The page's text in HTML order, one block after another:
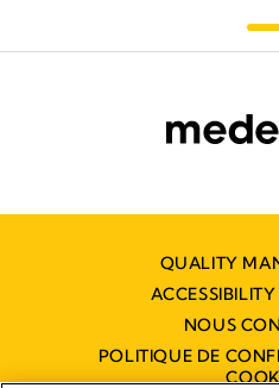
QUALITY
NOUS
POLITIQUE DE